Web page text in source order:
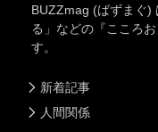
BUZZmag (ばずまぐ)
る」などの『こころ
す。
新着記事
人間関係